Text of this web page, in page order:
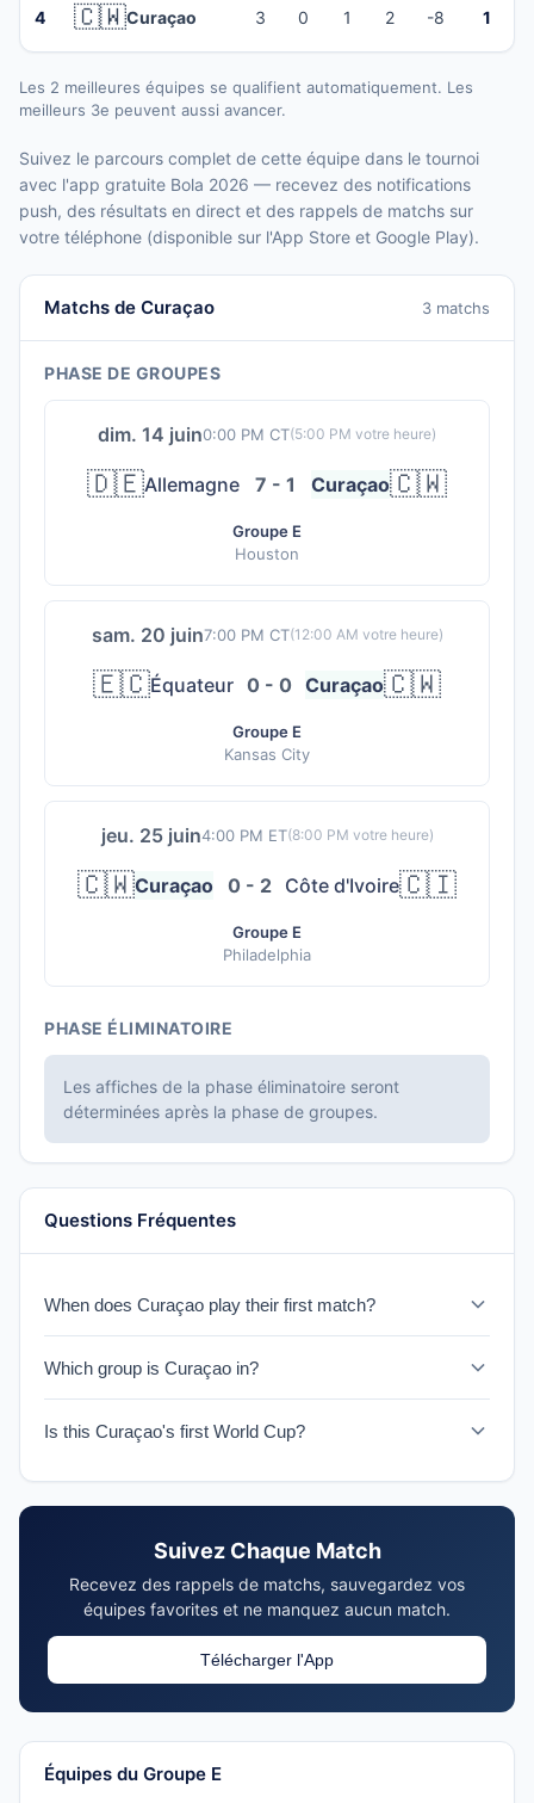
4 🇨🇼Curaçao 3 0 1 2 -8 1
Les 2 meilleures équipes se qualifient automatiquement. Les
meilleurs 3e peuvent aussi avancer.
Suivez le parcours complet de cette équipe dans le tournoi
avec l'app gratuite Bola 2026 — recevez des notifications
push, des résultats en direct et des rappels de matchs sur
votre téléphone (disponible sur l'App Store et Google Play).
Matchs de Curaçao 3 matchs
PHASE DE GROUPES
dim. 14 juin0:00 PM CT(5:00 PM votre heure)
🇩🇪Allemagne 7 - 1 Curaçao🇨🇼
Groupe E
Houston
sam. 20 juin7:00 PM CT(12:00 AM votre heure)
🇪🇨Équateur 0 - 0 Curaçao🇨🇼
Groupe E
Kansas City
jeu. 25 juin4:00 PM ET(8:00 PM votre heure)
🇨🇼Curaçao 0 - 2 Côte d'Ivoire🇨🇮
Groupe E
Philadelphia
PHASE ÉLIMINATOIRE
Les affiches de la phase éliminatoire seront
déterminées après la phase de groupes.
Questions Fréquentes
When does Curaçao play their first match?
historic World Cup debut.
Which group is Curaçao in?
Équateur.
Is this Curaçao's first World Cup?
Suivez Chaque Match
Recevez des rappels de matchs, sauvegardez vos
équipes favorites et ne manquez aucun match.
Télécharger l'App
Équipes du Groupe E